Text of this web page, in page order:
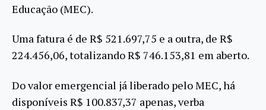
Educação (MEC).
Uma fatura é de R$ 521.697,75 e a outra, de R$
224.456,06, totalizando R$ 746.153,81 em aberto.
Do valor emergencial já liberado pelo MEC, há
disponíveis R$ 100.837,37 apenas, verba